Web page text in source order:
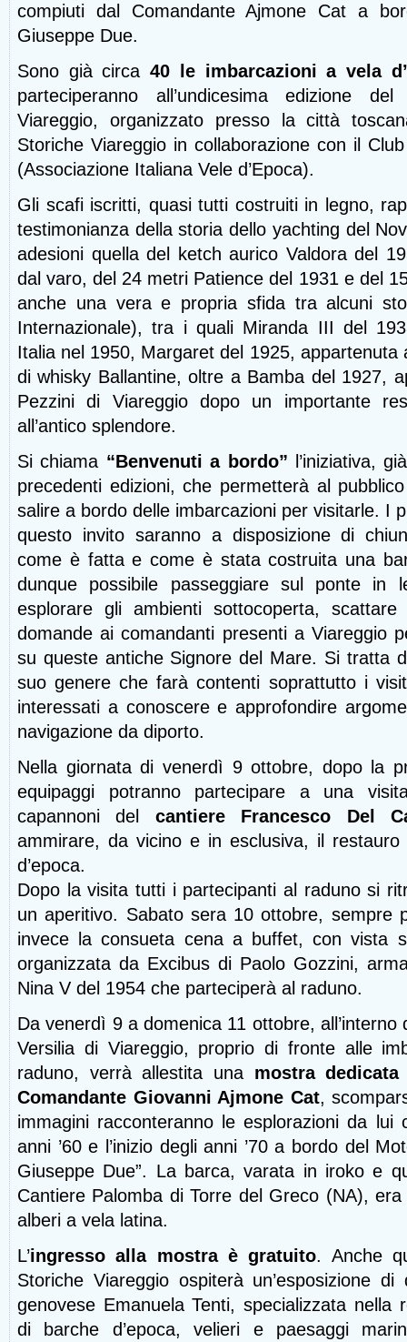
compiuti dal Comandante Ajmone Cat a
Giuseppe Due.
Sono già circa 40 le imbarcazioni a vela
parteciperanno all’undicesima edizione
Viareggio, organizzato presso la città
Storiche Viareggio in collaborazione con il
(Associazione Italiana Vele d’Epoca).
Gli scafi iscritti, quasi tutti costruiti in legno,
testimonianza della storia dello yachting del
adesioni quella del ketch aurico Valdora del
dal varo, del 24 metri Patience del 1931 e del
anche una vera e propria sfida tra alcuni
Internazionale), tra i quali Miranda III del
Italia nel 1950, Margaret del 1925, appartenuta
di whisky Ballantine, oltre a Bamba del 1927,
Pezzini di Viareggio dopo un importante
all’antico splendore.
Si chiama “Benvenuti a bordo” l’iniziativa,
precedenti edizioni, che permetterà al
salire a bordo delle imbarcazioni per visitarle. I
questo invito saranno a disposizione di
come è fatta e come è stata costruita una
dunque possibile passeggiare sul ponte in
esplorare gli ambienti sottocoperta,
domande ai comandanti presenti a Viareggio
su queste antiche Signore del Mare. Si tratta
suo genere che farà contenti soprattutto i
interessati a conoscere e approfondire
navigazione da diporto.
Nella giornata di venerdì 9 ottobre, dopo la
equipaggi potranno partecipare a una
capannoni del cantiere Francesco Del
ammirare, da vicino e in esclusiva, il
d’epoca.
Dopo la visita tutti i partecipanti al raduno si
un aperitivo. Sabato sera 10 ottobre, sempre
invece la consueta cena a buffet, con vista
organizzata da Excibus di Paolo Gozzini,
Nina V del 1954 che parteciperà al raduno.
Da venerdì 9 a domenica 11 ottobre, all’interno
Versilia di Viareggio, proprio di fronte alle
raduno, verrà allestita una mostra
Comandante Giovanni Ajmone Cat,
immagini racconteranno le esplorazioni da lui
anni ’60 e l’inizio degli anni ’70 a bordo del
Giuseppe Due”. La barca, varata in iroko e
Cantiere Palomba di Torre del Greco (NA),
alberi a vela latina.
L’ingresso alla mostra è gratuito. Anche
Storiche Viareggio ospiterà un’esposizione
genovese Emanuela Tenti, specializzata nella
di barche d’epoca, velieri e paesaggi